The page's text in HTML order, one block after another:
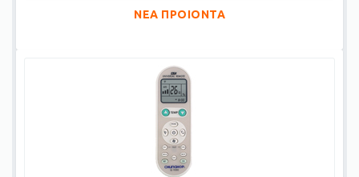
ΝΕΑ ΠΡΟΙΟΝΤΑ